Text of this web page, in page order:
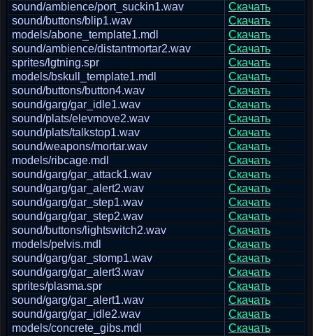
sound/ambience/port_suckin1.wav
Скачать
sound/buttons/blip1.wav
Скачать
models/abone_template1.mdl
Скачать
sound/ambience/distantmortar2.wav
Скачать
sprites/lgtning.spr
Скачать
models/bskull_template1.mdl
Скачать
sound/buttons/button4.wav
Скачать
sound/garg/gar_idle1.wav
Скачать
sound/plats/elevmove2.wav
Скачать
sound/plats/talkstop1.wav
Скачать
sound/weapons/mortar.wav
Скачать
models/ribcage.mdl
Скачать
sound/garg/gar_attack1.wav
Скачать
sound/garg/gar_alert2.wav
Скачать
sound/garg/gar_step1.wav
Скачать
sound/garg/gar_step2.wav
Скачать
sound/buttons/lightswitch2.wav
Скачать
models/pelvis.mdl
Скачать
sound/garg/gar_stomp1.wav
Скачать
sound/garg/gar_alert3.wav
Скачать
sprites/plasma.spr
Скачать
sound/garg/gar_alert1.wav
Скачать
sound/garg/gar_idle2.wav
Скачать
models/concrete_gibs.mdl
Скачать